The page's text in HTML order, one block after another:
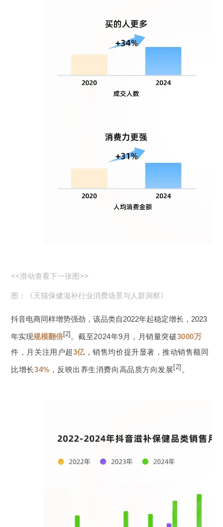
<<滑动查看下一张图>>
图：《天猫保健滋补行业消费场景与人群洞察》
抖音电商同样增势强劲，该品类自2022年起稳定增长，2023
年实现规模翻倍 [2] 。截至2024年9月，月销量突破3000万
件，月关注用户超3亿，销售均价提升显著，推动销售额同
比增长34% ，反映出养生消费向高品质方向发展 [2] 。